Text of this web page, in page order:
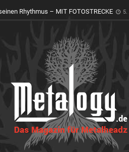
Rhythmus – MIT FOTOSTRECKE 5.